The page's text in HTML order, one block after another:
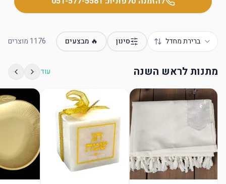
ברירת מחדל סינון 🔥 מבצעים 1176 מוצרים
מתנות לראש השנה עוד